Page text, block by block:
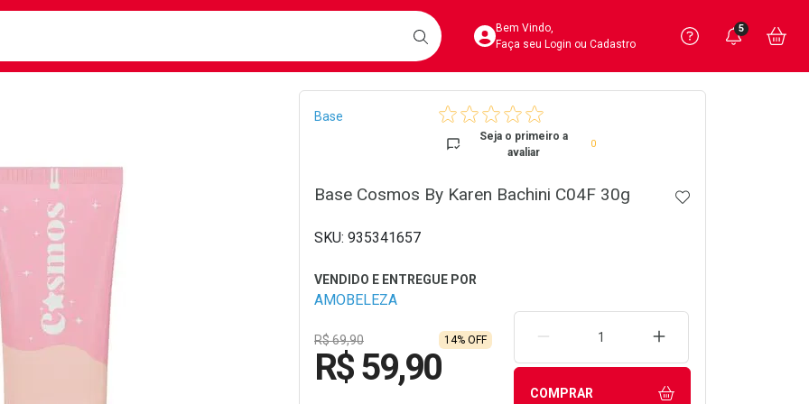
BUSCARAcesse sua Conta
Bem Vindo,
Faça seu Login ou Cadastro
Precisa
Ver Recursos
Você
5
Breadcrumb
Base
Seja o primeiro a
avaliar
0
Base Cosmos By Karen Bachini C04F 30g ADICIONAR AOS
935341657
AMOBELEZA
R$ 69,90 14% OFF
R$ 59,90
REMOVER UMA UNIDADEAUMENTAR UMA
COMPRAR